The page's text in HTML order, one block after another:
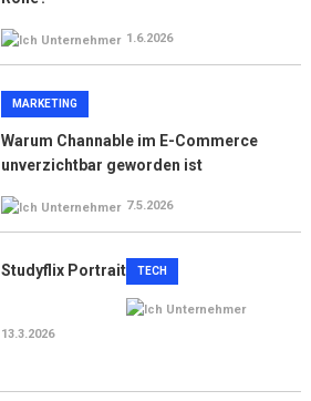
1.6.2026
MARKETING
Warum Channable im E-Commerce
unverzichtbar geworden ist
7.5.2026
TECH
Studyflix Portrait
13.3.2026